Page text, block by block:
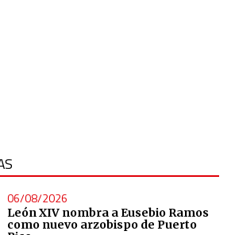
06/08/2026
León XIV nombra a Eusebio Ramos
como nuevo arzobispo de Puerto